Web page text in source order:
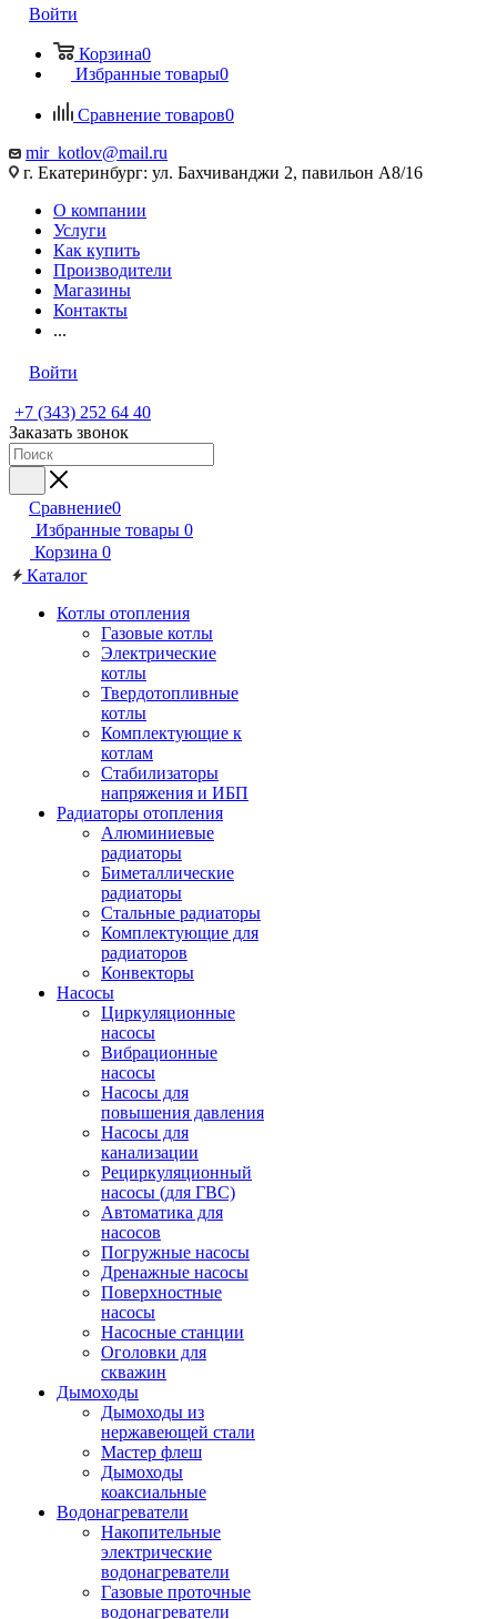
Войти
Корзина0
Избранные товары0
Сравнение товаров0
mir_kotlov@mail.ru
г. Екатеринбург: ул. Бахчиванджи 2, павильон А8/16
О компании
Услуги
Как купить
Производители
Магазины
Контакты
...
Войти
+7 (343) 252 64 40
Заказать звонок
Сравнение0
Избранные товары 0
Корзина 0
Каталог
Котлы отопления
Газовые котлы
Электрические
котлы
Твердотопливные
котлы
Комплектующие к
котлам
Стабилизаторы
напряжения и ИБП
Радиаторы отопления
Алюминиевые
радиаторы
Биметаллические
радиаторы
Стальные радиаторы
Комплектующие для
радиаторов
Конвекторы
Насосы
Циркуляционные
насосы
Вибрационные
насосы
Насосы для
повышения давления
Насосы для
канализации
Рециркуляционный
насосы (для ГВС)
Автоматика для
насосов
Погружные насосы
Дренажные насосы
Поверхностные
насосы
Насосные станции
Оголовки для
скважин
Дымоходы
Дымоходы из
нержавеющей стали
Мастер флеш
Дымоходы
коаксиальные
Водонагреватели
Накопительные
электрические
водонагреватели
Газовые проточные
водонагреватели